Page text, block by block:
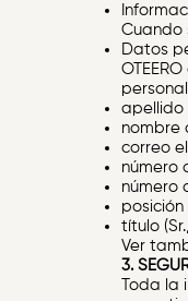
Cuando
Datos
apellido
nombre
correo
número
número
título
Ver
3.
Toda